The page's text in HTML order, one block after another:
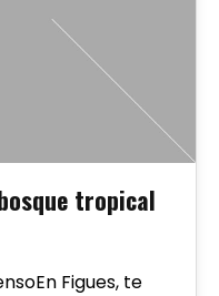
tropical
Figues, te